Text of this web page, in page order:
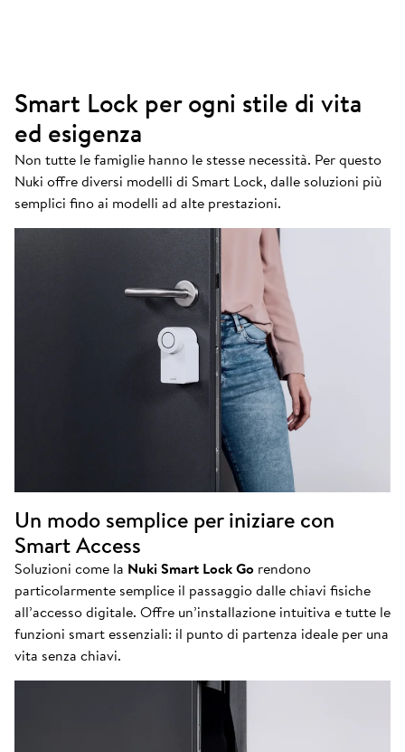
Smart Lock per ogni stile di vita
ed esigenza
Non tutte le famiglie hanno le stesse necessità. Per questo
Nuki offre diversi modelli di Smart Lock, dalle soluzioni più
semplici fino ai modelli ad alte prestazioni.
Un modo semplice per iniziare con
Smart Access
Soluzioni come la Nuki Smart Lock Go rendono
particolarmente semplice il passaggio dalle chiavi fisiche
all’accesso digitale. Offre un’installazione intuitiva e tutte le
funzioni smart essenziali: il punto di partenza ideale per una
vita senza chiavi.